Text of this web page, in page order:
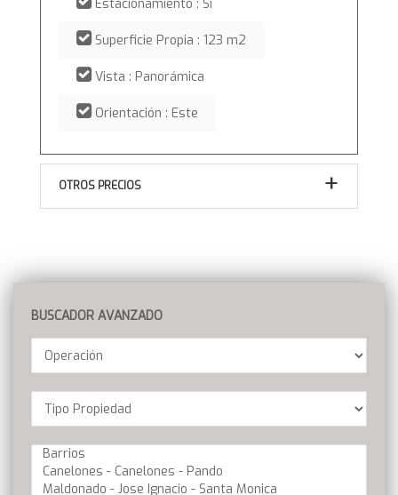
Estacionamiento : Si
Superficie Propia : 123 m2
Vista : Panorámica
Orientación : Este
OTROS PRECIOS
BUSCADOR AVANZADO
Operación
Location
Barrios